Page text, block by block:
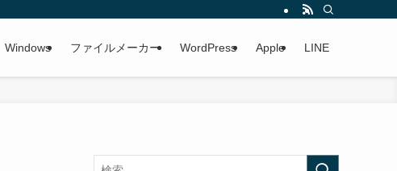
Windows ファイルメーカー WordPress Apple LINE